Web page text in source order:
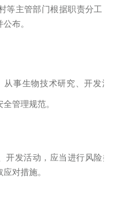
等主管部门根据职责分工
布。
从事生物技术研究、开发活
管理规范。
开发活动，应当进行风险
对措施。